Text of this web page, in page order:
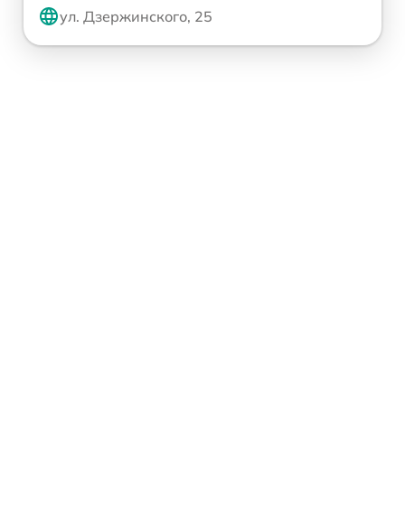
ул. Дзержинского, 25